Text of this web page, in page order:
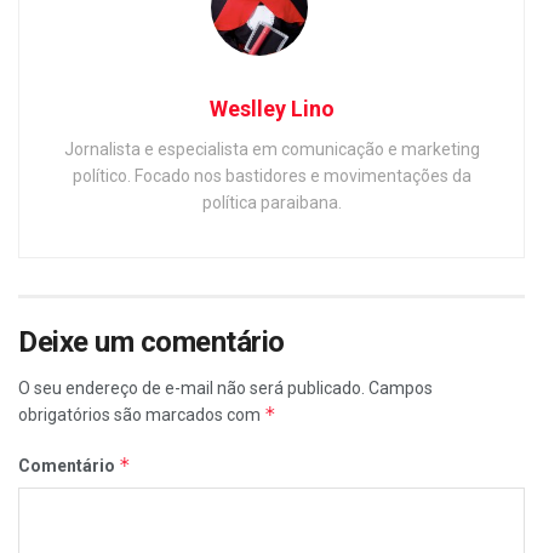
Weslley Lino
Jornalista e especialista em comunicação e marketing
político. Focado nos bastidores e movimentações da
política paraibana.
Deixe um comentário
O seu endereço de e-mail não será publicado. Campos
obrigatórios são marcados com *
Comentário *